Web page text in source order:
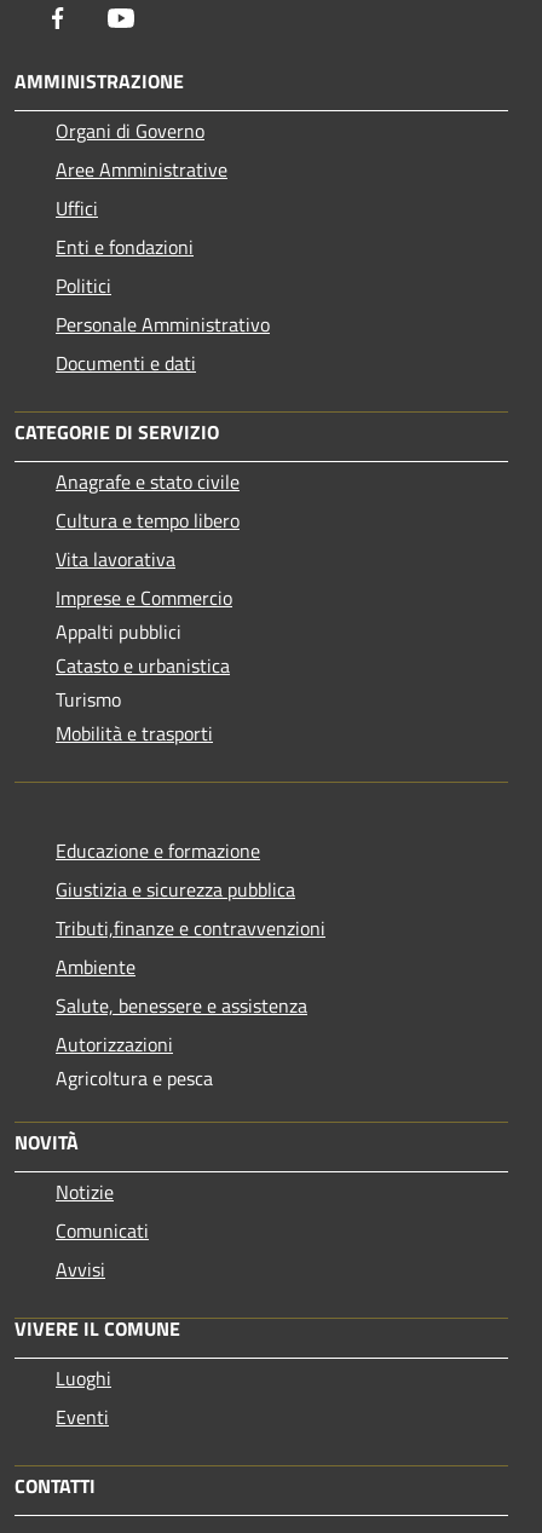
Facebook
AMMINISTRAZIONE
Organi di Governo
Aree Amministrative
Uffici
Enti e fondazioni
Politici
Personale Amministrativo
Documenti e dati
CATEGORIE DI SERVIZIO
Anagrafe e stato civile
Cultura e tempo libero
Vita lavorativa
Imprese e Commercio
Appalti pubblici
Catasto e urbanistica
Turismo
Mobilità e trasporti
Educazione e formazione
Giustizia e sicurezza pubblica
Tributi,finanze e contravvenzioni
Ambiente
Salute, benessere e assistenza
Autorizzazioni
Agricoltura e pesca
NOVITÀ
Notizie
Comunicati
Avvisi
VIVERE IL COMUNE
Luoghi
Eventi
CONTATTI